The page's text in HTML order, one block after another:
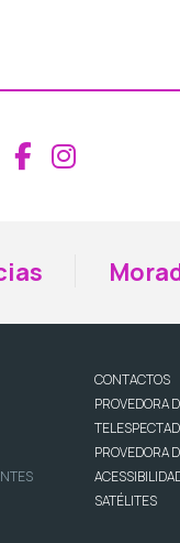
Aceder
Aceder
CONTACTOS
PROVEDORA
PROVEDORA
SATÉLITES